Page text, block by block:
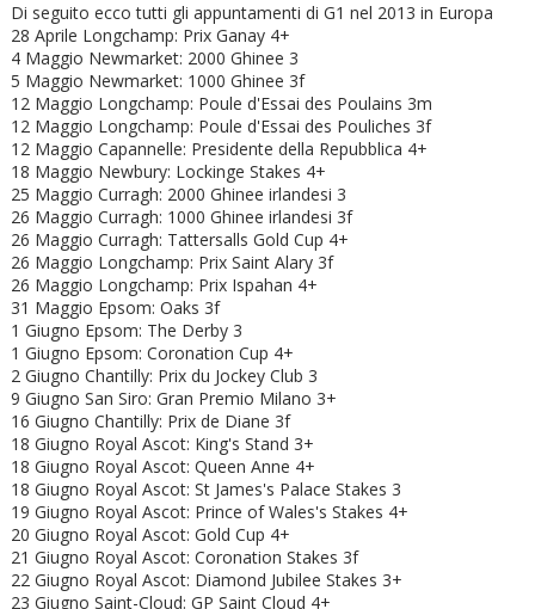
Di seguito ecco tutti gli appuntamenti di G1 nel 2013 in Europa
28 Aprile Longchamp: Prix Ganay 4+
4 Maggio Newmarket: 2000 Ghinee 3
5 Maggio Newmarket: 1000 Ghinee 3f
12 Maggio Longchamp: Poule d'Essai des Poulains 3m
12 Maggio Longchamp: Poule d'Essai des Pouliches 3f
12 Maggio Capannelle: Presidente della Repubblica 4+
18 Maggio Newbury: Lockinge Stakes 4+
25 Maggio Curragh: 2000 Ghinee irlandesi 3
26 Maggio Curragh: 1000 Ghinee irlandesi 3f
26 Maggio Curragh: Tattersalls Gold Cup 4+
26 Maggio Longchamp: Prix Saint Alary 3f
26 Maggio Longchamp: Prix Ispahan 4+
31 Maggio Epsom: Oaks 3f
1 Giugno Epsom: The Derby 3
1 Giugno Epsom: Coronation Cup 4+
2 Giugno Chantilly: Prix du Jockey Club 3
9 Giugno San Siro: Gran Premio Milano 3+
16 Giugno Chantilly: Prix de Diane 3f
18 Giugno Royal Ascot: King's Stand 3+
18 Giugno Royal Ascot: Queen Anne 4+
18 Giugno Royal Ascot: St James's Palace Stakes 3
19 Giugno Royal Ascot: Prince of Wales's Stakes 4+
20 Giugno Royal Ascot: Gold Cup 4+
21 Giugno Royal Ascot: Coronation Stakes 3f
22 Giugno Royal Ascot: Diamond Jubilee Stakes 3+
23 Giugno Saint-Cloud: GP Saint Cloud 4+